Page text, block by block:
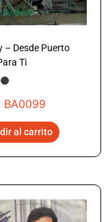
– Desde Puerto
Ti
BA0099
al carrito